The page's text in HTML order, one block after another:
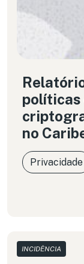
políticas
no
Privacidade
INCIDÊNCIA